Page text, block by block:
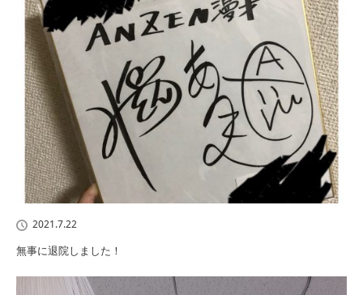
2021.7.22
無事に退院しました！